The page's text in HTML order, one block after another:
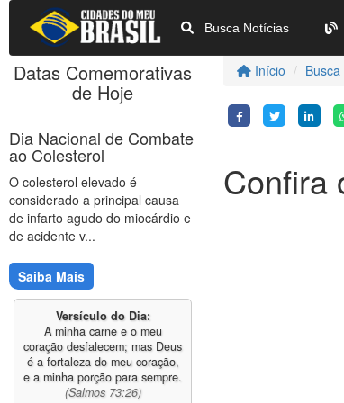
Busca Notícias
Início Busca
Confira
Datas Comemorativas
de Hoje
Dia Nacional de Combate
ao Colesterol
O colesterol elevado é
considerado a principal causa
de infarto agudo do miocárdio e
de acidente v...
Saiba Mais
Versículo do Dia:
A minha carne e o meu
coração desfalecem; mas Deus
é a fortaleza do meu coração,
e a minha porção para sempre.
(Salmos 73:26)